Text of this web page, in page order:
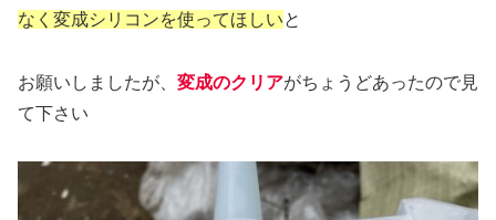
なく変成シリコンを使ってほしいと
お願いしましたが、 変成のクリアがちょうどあったので見
て下さい